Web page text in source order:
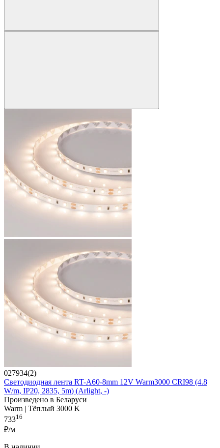
027934(2)
Светодиодная лента RT-A60-8mm 12V Warm3000 CRI98 (4.8
W/m, IP20, 2835, 5m) (Arlight, -)
Произведено в Беларуси
Warm | Тёплый 3000 K
73316
₽/м